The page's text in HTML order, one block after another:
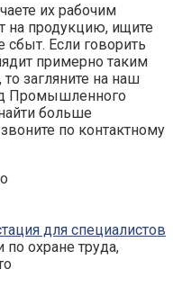
их рабочим
на продукцию, ищите
сбыт. Если говорить
примерно таким
загляните на наш
Промышленного
больше
по контактному
для специалистов
по охране труда,